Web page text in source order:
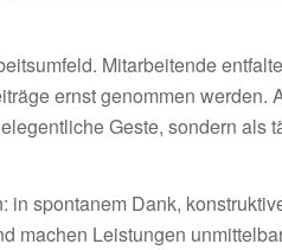
Mitarbeitende
ernst genommen werden.
Geste, sondern als
spontanem Dank,
machen Leistungen